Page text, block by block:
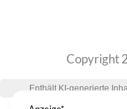
Copyright